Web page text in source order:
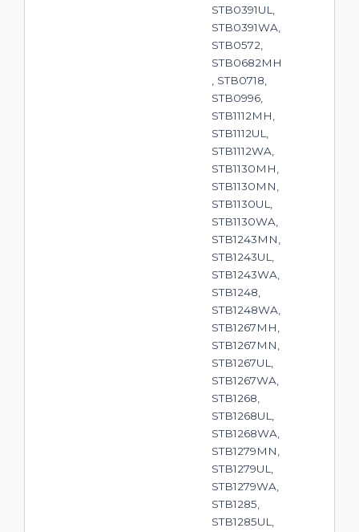
STB0391UL,
STB0391WA,
STB0572,
STB0682MH
, STB0718,
STB0996,
STB1112MH,
STB1112UL,
STB1112WA,
STB1130MH,
STB1130MN,
STB1130UL,
STB1130WA,
STB1243MN,
STB1243UL,
STB1243WA,
STB1248,
STB1248WA,
STB1267MH,
STB1267MN,
STB1267UL,
STB1267WA,
STB1268,
STB1268UL,
STB1268WA,
STB1279MN,
STB1279UL,
STB1279WA,
STB1285,
STB1285UL,